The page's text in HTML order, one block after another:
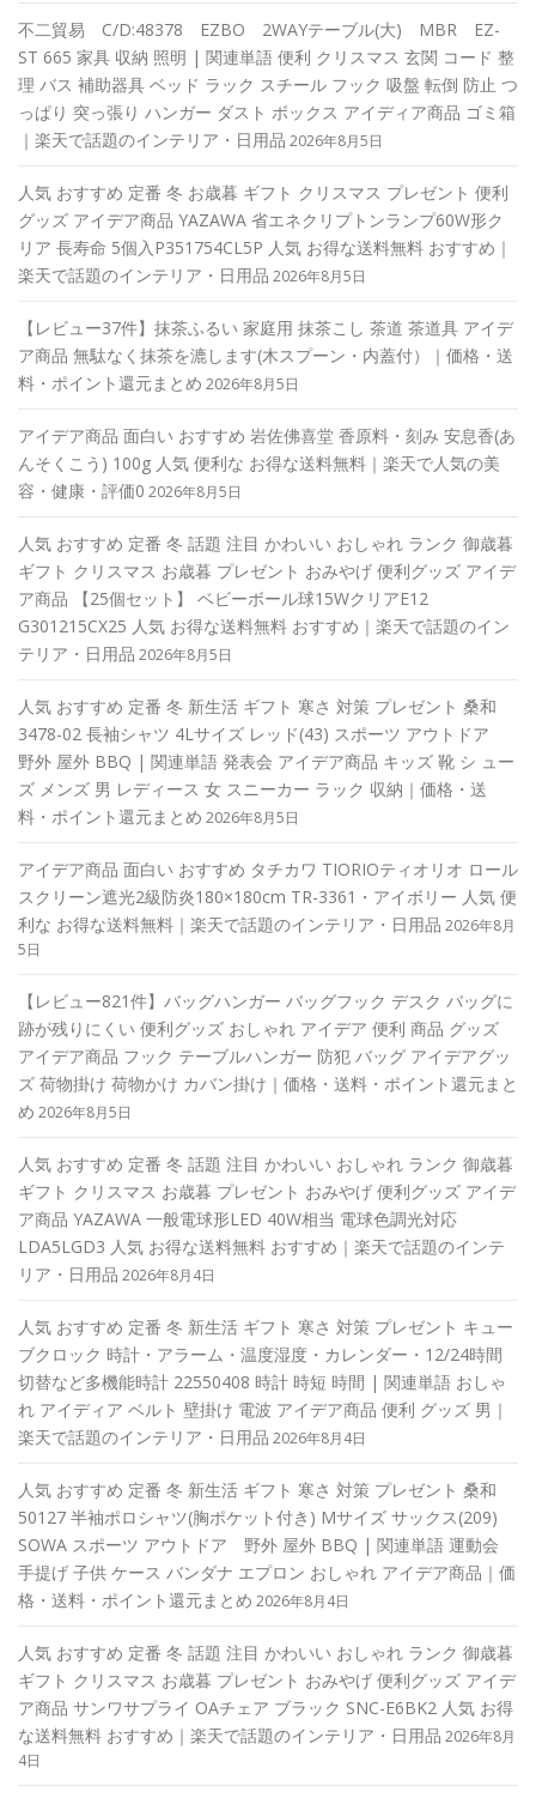
不二貿易 C/D:48378 EZBO 2WAYテーブル(大) MBR EZ-
ST 665 家具 収納 照明 | 関連単語 便利 クリスマス 玄関 コード 整
理 バス 補助器具 ベッド ラック スチール フック 吸盤 転倒 防止 つ
っぱり 突っ張り ハンガー ダスト ボックス アイディア商品 ゴミ箱
｜楽天で話題のインテリア・日用品 2026年8月5日
人気 おすすめ 定番 冬 お歳暮 ギフト クリスマス プレゼント 便利
グッズ アイデア商品 YAZAWA 省エネクリプトンランプ60W形ク
リア 長寿命 5個入P351754CL5P 人気 お得な送料無料 おすすめ｜
楽天で話題のインテリア・日用品 2026年8月5日
【レビュー37件】抹茶ふるい 家庭用 抹茶こし 茶道 茶道具 アイデ
ア商品 無駄なく抹茶を漉します(木スプーン・内蓋付）｜価格・送
料・ポイント還元まとめ 2026年8月5日
アイデア商品 面白い おすすめ 岩佐佛喜堂 香原料・刻み 安息香(あ
んそくこう) 100g 人気 便利な お得な送料無料｜楽天で人気の美
容・健康・評価0 2026年8月5日
人気 おすすめ 定番 冬 話題 注目 かわいい おしゃれ ランク 御歳暮
ギフト クリスマス お歳暮 プレゼント おみやげ 便利グッズ アイデ
ア商品 【25個セット】 ベビーボール球15WクリアE12
G301215CX25 人気 お得な送料無料 おすすめ｜楽天で話題のイン
テリア・日用品 2026年8月5日
人気 おすすめ 定番 冬 新生活 ギフト 寒さ 対策 プレゼント 桑和
3478-02 長袖シャツ 4Lサイズ レッド(43) スポーツ アウトドア
野外 屋外 BBQ | 関連単語 発表会 アイデア商品 キッズ 靴 シ ュー
ズ メンズ 男 レディース 女 スニーカー ラック 収納｜価格・送
料・ポイント還元まとめ 2026年8月5日
アイデア商品 面白い おすすめ タチカワ TIORIOティオリオ ロール
スクリーン遮光2級防炎180×180cm TR-3361・アイボリー 人気 便
利な お得な送料無料｜楽天で話題のインテリア・日用品 2026年8月
5日
【レビュー821件】バッグハンガー バッグフック デスク バッグに
跡が残りにくい 便利グッズ おしゃれ アイデア 便利 商品 グッズ
アイデア商品 フック テーブルハンガー 防犯 バッグ アイデアグッ
ズ 荷物掛け 荷物かけ カバン掛け｜価格・送料・ポイント還元まと
め 2026年8月5日
人気 おすすめ 定番 冬 話題 注目 かわいい おしゃれ ランク 御歳暮
ギフト クリスマス お歳暮 プレゼント おみやげ 便利グッズ アイデ
ア商品 YAZAWA 一般電球形LED 40W相当 電球色調光対応
LDA5LGD3 人気 お得な送料無料 おすすめ｜楽天で話題のインテ
リア・日用品 2026年8月4日
人気 おすすめ 定番 冬 新生活 ギフト 寒さ 対策 プレゼント キュー
ブクロック 時計・アラーム・温度湿度・カレンダー・12/24時間
切替など多機能時計 22550408 時計 時短 時間 | 関連単語 おしゃ
れ アイディア ベルト 壁掛け 電波 アイデア商品 便利 グッズ 男｜
楽天で話題のインテリア・日用品 2026年8月4日
人気 おすすめ 定番 冬 新生活 ギフト 寒さ 対策 プレゼント 桑和
50127 半袖ポロシャツ(胸ポケット付き) Mサイズ サックス(209)
SOWA スポーツ アウトドア 野外 屋外 BBQ | 関連単語 運動会
手提げ 子供 ケース バンダナ エプロン おしゃれ アイデア商品｜価
格・送料・ポイント還元まとめ 2026年8月4日
人気 おすすめ 定番 冬 話題 注目 かわいい おしゃれ ランク 御歳暮
ギフト クリスマス お歳暮 プレゼント おみやげ 便利グッズ アイデ
ア商品 サンワサプライ OAチェア ブラック SNC-E6BK2 人気 お得
な送料無料 おすすめ｜楽天で話題のインテリア・日用品 2026年8月
4日